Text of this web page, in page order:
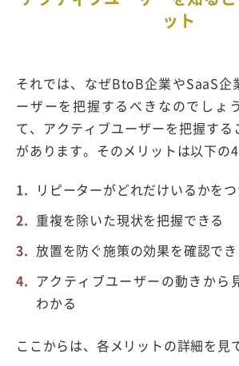
ット
それでは、なぜBtoB企業やSaaS企
ーザーを把握するべきなのでしょ
て、アクティブユーザーを把握する
があります。そのメリットは以下の4
リピーターがどれだけいるかを
重複を除いた現状を把握できる
放置を防ぐ施策の効果を確認でき
アクティブユーザーの動きから
わかる
ここからは、各メリットの詳細を見